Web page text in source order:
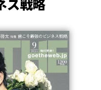
ス戦略